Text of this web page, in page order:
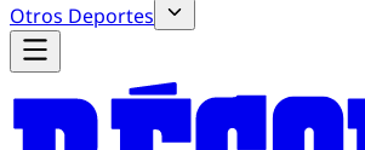
Otros Deportes